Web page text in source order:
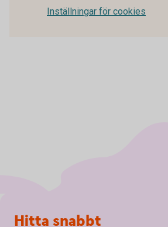
Inställningar för cookies
Sidfot
Hitta snabbt